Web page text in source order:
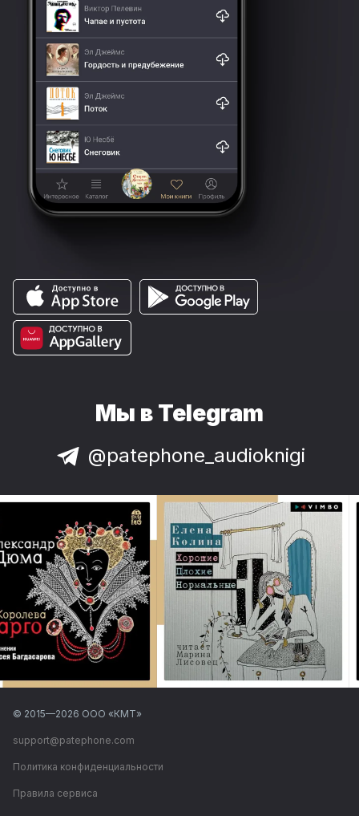
Мы в Telegram
@patephone_audioknigi
© 2015—2026 ООО «КМТ»
support@patephone.com
Политика конфиденциальности
Правила сервиса